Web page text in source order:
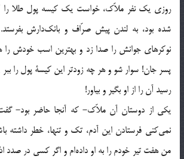
روزي يك نفر ملاّك، خواست يك كيسه پول طلا را
شده بود، به لندن پيش صرّاف و بانك‌دارش
نوكرهاي جوانش را صدا زد و بهترين اسب خودش را
پسر جان! سوار شو و هر چه زودتر اين كيسة پول را
رسيد آن را از او بگير و بياور!
يكي از دوستان آن ملاّك- كه آنجا حاضر بود-
نمي‌كني فرستادن اين آدم، تك و تنها، خطر داشته
من هفت تير خودم را به او داده‌ام و اگر كسي در صدد